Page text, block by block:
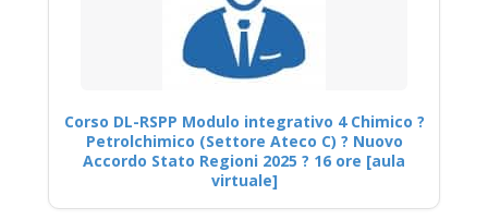
Corso DL-RSPP Modulo integrativo 4 Chimico ?
Petrolchimico (Settore Ateco C) ? Nuovo
Accordo Stato Regioni 2025 ? 16 ore [aula
virtuale]